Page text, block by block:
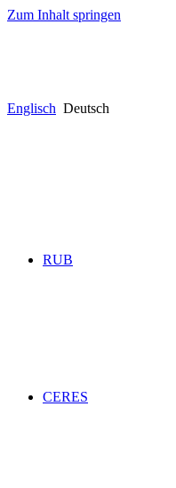
Zum Inhalt springen
Englisch Deutsch
RUB
CERES